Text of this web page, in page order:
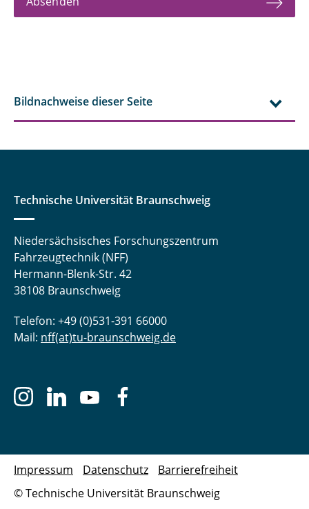
Bildnachweise dieser Seite
Technische Universität Braunschweig
Niedersächsisches Forschungszentrum
Fahrzeugtechnik (NFF)
Hermann-Blenk-Str. 42
38108 Braunschweig
Telefon: +49 (0)531-391 66000
Mail: nff(at)tu-braunschweig.de
© Technische Universität Braunschweig
Impressum Datenschutz Barrierefreiheit